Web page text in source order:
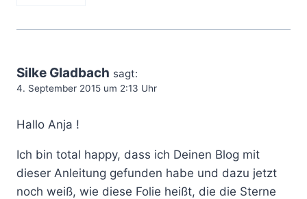
Silke Gladbach sagt:
4. September 2015 um 2:13 Uhr
Hallo Anja !
Ich bin total happy, dass ich Deinen Blog mit
dieser Anleitung gefunden habe und dazu jetzt
noch weiß, wie diese Folie heißt, die die Sterne